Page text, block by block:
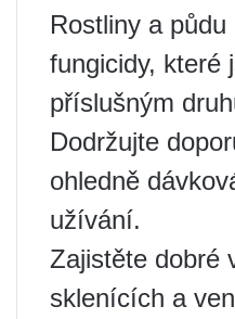
Rostliny a
fungicidy, které
příslušným
Dodržujte
ohledně
užívání.
Zajistěte dobré
sklenících a